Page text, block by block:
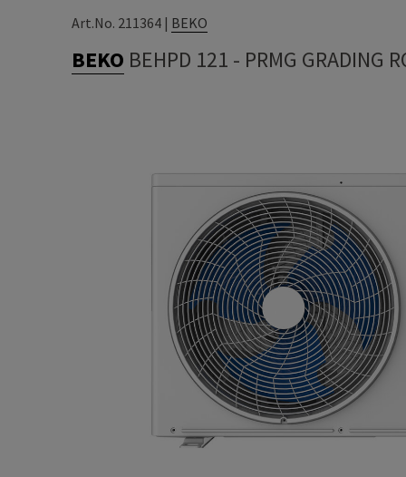
Art.No. 211364 | BEKO
BEKO BEHPD 121 - PRMG GRADING